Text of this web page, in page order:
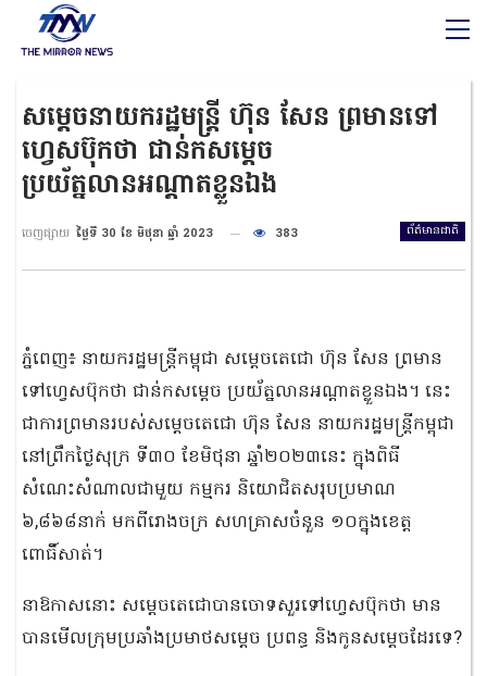
សម្តេចនាយករដ្ឋមន្ត្រី ហ៊ុន សែន ព្រមានទៅ
ហ្វេសប៊ុកថា ជាន់កសម្តេច
ប្រយ័ត្នលានអណ្តាតខ្លួនឯង
ព័ត៌មានជាតិ
ចេញផ្សាយ ថ្ងៃទី 30 ខែ មិថុនា ឆ្នាំ 2023 383
ភ្នំពេញ៖ នាយករដ្ឋមន្ត្រីកម្ពុជា សម្តេចតេជោ ហ៊ុន សែន ព្រមាន
ទៅហ្វេសប៊ុកថា ជាន់កសម្តេច ប្រយ័ត្នលានអណ្តាតខ្លួនឯង។ នេះ
ជាការព្រមានរបស់សម្តេចតេជោ ហ៊ុន សែន នាយករដ្ឋមន្ត្រីកម្ពុជា
នៅព្រឹកថ្ងៃសុក្រ ទី៣០ ខែមិថុនា ឆ្នាំ២០២៣នេះ ក្នុងពិធី
សំណេះសំណាលជាមួយ កម្មករ និយោជិតសរុបប្រមាណ
៦,៨៦៨នាក់ មកពីរោងចក្រ សហគ្រាសចំនួន ១០ក្នុងខេត្ត
ពោធិ៍សាត់។
នាឱកាសនោះ សម្តេចតេជោបានចោទសួរទៅហ្វេសប៊ុកថា មាន
បានមើលក្រុមប្រឆាំងប្រមាថសម្តេច ប្រពន្ធ និងកូនសម្តេចដែរទេ?